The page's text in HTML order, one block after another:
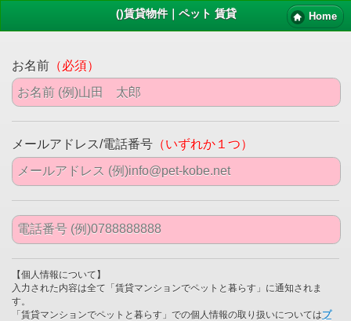
()賃貸物件｜ペット 賃貸 Home
お名前 （必須）
メールアドレス/電話番号 （いずれか１つ）
【個人情報について】
入力された内容は全て「賃貸マンションでペットと暮らす」に通知されま
す。
「賃貸マンションでペットと暮らす」での個人情報の取り扱いについてはプ